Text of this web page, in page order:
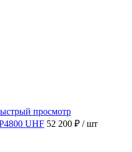
просмотр
UHF 52 200 ₽ / шт